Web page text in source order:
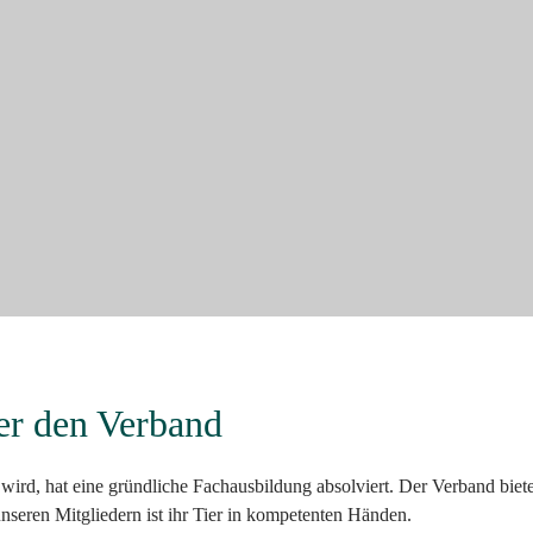
den Verband
hat eine gründliche Fachausbildung absolviert. Der Verband
Mitgliedern ist ihr Tier in kompetenten Händen.